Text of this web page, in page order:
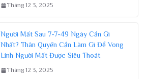
Tháng 12 3, 2025
Người Mất Sau 7-7-49 Ngày Cần Gì
Nhất? Thân Quyến Cần Làm Gì Để Vong
Linh Người Mất Được Siêu Thoát
Tháng 12 3, 2025